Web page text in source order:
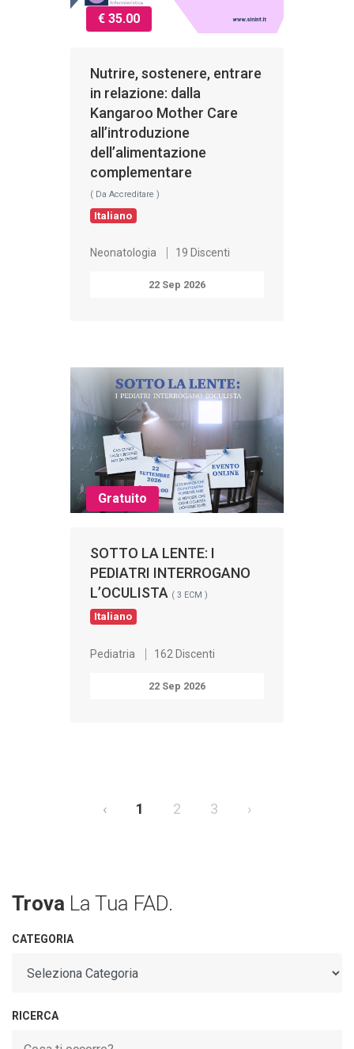
€ 35.00
Nutrire, sostenere, entrare
in relazione: dalla
Kangaroo Mother Care
all’introduzione
dell’alimentazione
complementare
( Da Accreditare )
Italiano
Neonatologia 19 Discenti
22 Sep 2026
Gratuito
SOTTO LA LENTE: I
PEDIATRI INTERROGANO
L’OCULISTA ( 3 ECM )
Italiano
Pediatria 162 Discenti
22 Sep 2026
‹ 1 2 3 ›
Trova La Tua FAD.
CATEGORIA
RICERCA